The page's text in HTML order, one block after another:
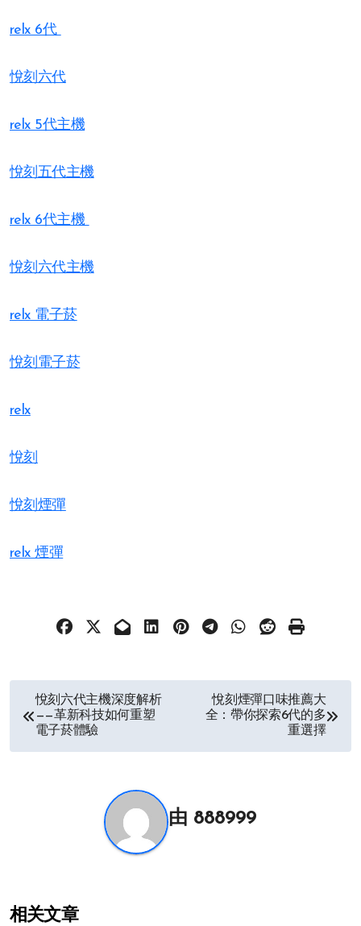
relx 6代
悅刻六代
relx 5代主機
悅刻五代主機
relx 6代主機
悅刻六代主機
relx 電子菸
悅刻電子菸
relx
悅刻
悅刻煙彈
relx 煙彈
悅刻六代主機深度解析
——革新科技如何重塑
電子菸體驗
悅刻煙彈口味推薦大
全：帶你探索6代的多
重選擇
由 888999
相关文章